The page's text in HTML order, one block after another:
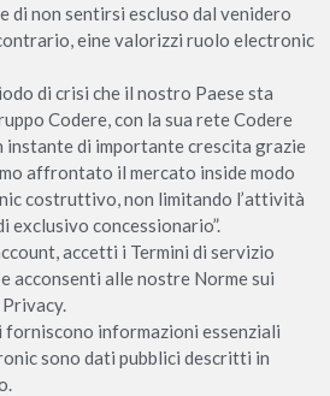
di non sentirsi escluso dal venidero
eine valorizzi ruolo electronic
di crisi che il nostro Paese sta
Codere, con la sua rete Codere
instante di importante crescita grazie
affrontato il mercato inside modo
costruttivo, non limitando l’attività
exclusivo concessionario”.
accetti i Termini di servizio
acconsenti alle nostre Norme sui
forniscono informazioni essenziali
sono dati pubblici descritti in